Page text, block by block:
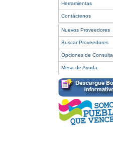
Herramientas
Contáctenos
Nuevos Proveedores
Buscar Proveedores
Opciones de Consulta
Mesa de Ayuda